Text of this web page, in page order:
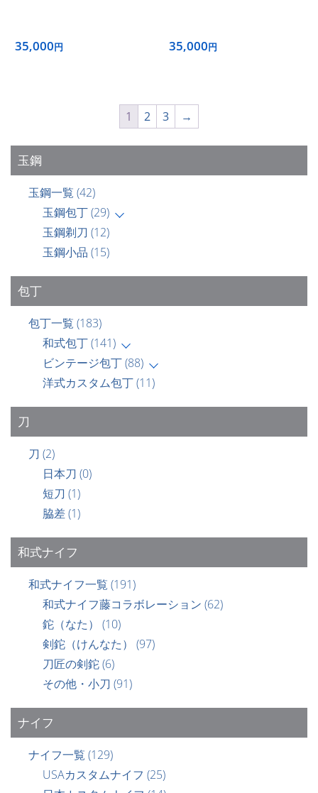
玉鋼
玉鋼一覧 (42)
玉鋼包丁(29)
玉鋼剃刀 (12)
玉鋼小品 (15)
包丁
包丁一覧 (183)
和式包丁(141)
ビンテージ包丁(88)
洋式カスタム包丁(11)
刀
刀 (2)
日本刀 (0)
短刀 (1)
脇差(1)
和式ナイフ
和式ナイフ一覧 (191)
和式ナイフ藤コラボレーション (62)
鉈（なた） (10)
剣鉈（けんなた） (97)
刀匠の剣鉈(6)
その他・小刀 (91)
ナイフ
ナイフ一覧 (129)
USAカスタムナイフ (25)
35,000円 35,000円
1 2 3 →